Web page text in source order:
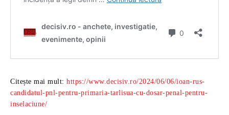
Citește mai mult: https://www.decisiv.ro/2024/06/06/ioan-rus-
candidatul-pnl-pentru-primaria-tarlisua-cu-dosar-penal-pentru-
inselaciune/